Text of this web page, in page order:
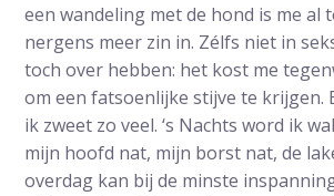
een wandeling met de hond is me al
nergens meer zin in. Zélfs niet in
toch over hebben: het kost me
om een fatsoenlijke stijve te krijgen.
ik zweet zo veel. ‘s Nachts word ik
mijn hoofd nat, mijn borst nat, de
overdag kan bij de minste